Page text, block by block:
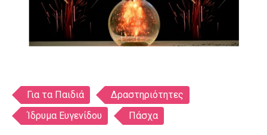
Ετικέτες
Για τα Παιδιά
Δραστηριότητες
Ίδρυμα Ευγενίδου
Πάσχα